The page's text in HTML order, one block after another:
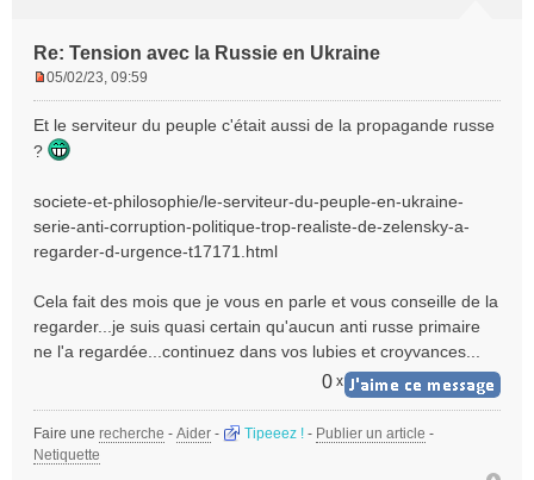
Re: Tension avec la Russie en Ukraine
s
s
g
e
o
l
u
05/02/23, 09:59
Et le serviteur du peuple c'était aussi de la propagande russe
?
societe-et-philosophie/le-serviteur-du-peuple-en-ukraine-
serie-anti-corruption-politique-trop-realiste-de-zelensky-a-
regarder-d-urgence-t17171.html
Cela fait des mois que je vous en parle et vous conseille de la
regarder...je suis quasi certain qu'aucun anti russe primaire
ne l'a regardée...continuez dans vos lubies et croyvances...
0 x
Faire une recherche - Aider - Tipeeez ! - Publier un article -
Netiquette